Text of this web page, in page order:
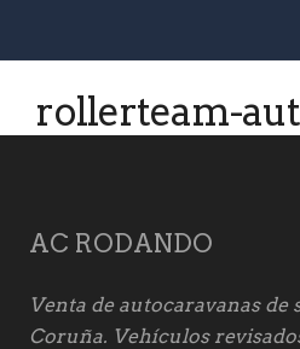
rollerteam-
AC RODANDO
Venta de autocaravanas de
Coruña. Vehículos